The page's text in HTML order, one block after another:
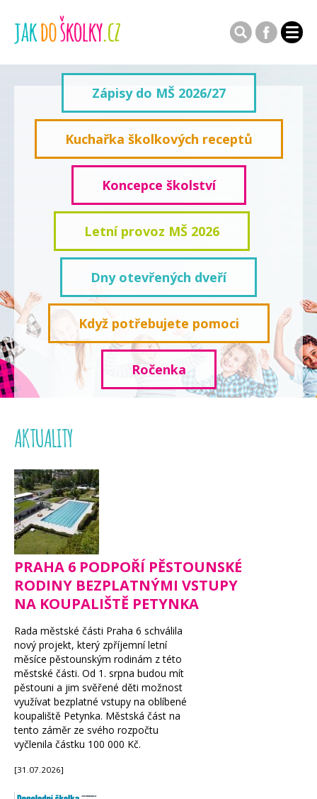
Zápisy do MŠ 2026/27
Kuchařka školkových receptů
Koncepce školství
Letní provoz MŠ 2026
Dny otevřených dveří
Když potřebujete pomoci
Ročenka
AKTUALITY
PRAHA 6 PODPOŘÍ PĚSTOUNSKÉ
RODINY BEZPLATNÝMI VSTUPY
NA KOUPALIŠTĚ PETYNKA
Rada městské části Praha 6 schválila
nový projekt, který zpříjemní letní
měsíce pěstounským rodinám z této
městské části. Od 1. srpna budou mít
pěstouni a jim svěřené děti možnost
využívat bezplatné vstupy na oblíbené
koupaliště Petynka. Městská část na
tento záměr ze svého rozpočtu
vyčlenila částku 100 000 Kč.
[31.07.2026]